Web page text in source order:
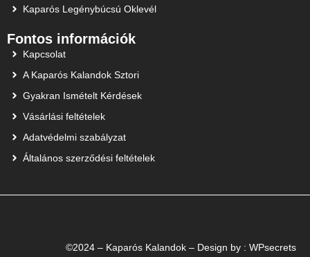
Kaparós Legénybúcsú Oklevél
Fontos információk
Kapcsolat
A Kaparós Kalandok Sztori
Gyakran Ismételt Kérdések
Vásárlási feltételek
Adatvédelmi szabályzat
Általános szerződési feltételek
©2024 – Kaparós Kalandok – Design by : WPsecrets